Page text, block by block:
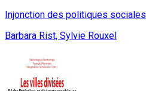
Injonction des politiques
Barbara Rist, Sylvie Rouxel